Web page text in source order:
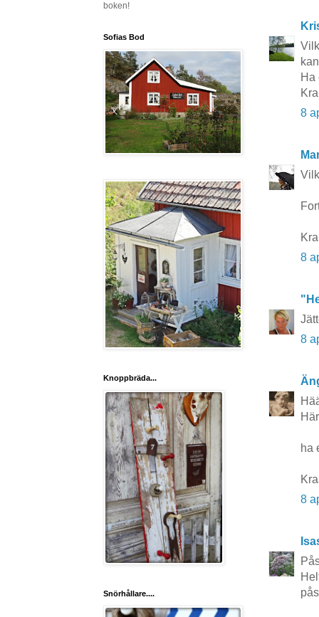
Ha
8
8
8
ha
8
boken!
Sofias Bod
Knoppbräda...
Snörhållare....